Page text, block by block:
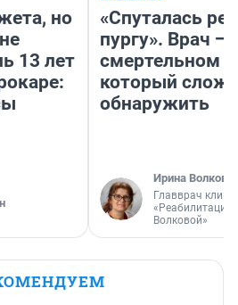
но
13 лет
«Спуталась
пургу». Врач —
смертельном
который
обнаружить
Ирина Волкова
Главврач
«Реабилитация
Волковой»